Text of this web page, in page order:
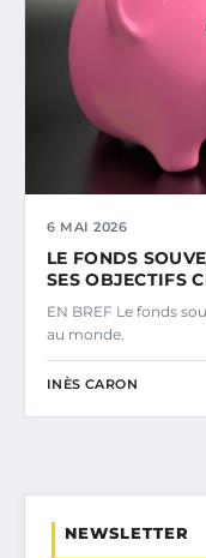
6 MAI 2026
LE FONDS
SES OBJECTIFS
EN BREF Le fonds
au monde.
INÈS CARON
NEWSLETTER